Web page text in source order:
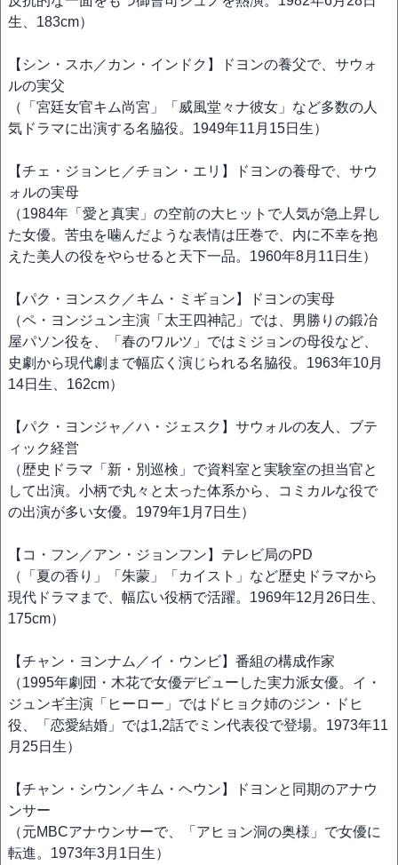
生、183cm）
【シン・スホ／カン・インドク】ドヨンの養父で、サウォ
ルの実父
（「宮廷女官キム尚宮」「威風堂々ナ彼女」など多数の人
気ドラマに出演する名脇役。1949年11月15日生）
【チェ・ジョンヒ／チョン・エリ】ドヨンの養母で、サウ
ォルの実母
（1984年「愛と真実」の空前の大ヒットで人気が急上昇し
た女優。苦虫を噛んだような表情は圧巻で、内に不幸を抱
えた美人の役をやらせると天下一品。1960年8月11日生）
【パク・ヨンスク／キム・ミギョン】ドヨンの実母
（ペ・ヨンジュン主演「太王四神記」では、男勝りの鍛冶
屋パソン役を、「春のワルツ」ではミジョンの母役など、
史劇から現代劇まで幅広く演じられる名脇役。1963年10月
14日生、162cm）
【パク・ヨンジャ／ハ・ジェスク】サウォルの友人、ブテ
ィック経営
（歴史ドラマ「新・別巡検」で資料室と実験室の担当官と
して出演。小柄で丸々と太った体系から、コミカルな役で
の出演が多い女優。1979年1月7日生）
【コ・フン／アン・ジョンフン】テレビ局のPD
（「夏の香り」「朱蒙」「カイスト」など歴史ドラマから
現代ドラマまで、幅広い役柄で活躍。1969年12月26日生、
175cm）
【チャン・ヨンナム／イ・ウンビ】番組の構成作家
（1995年劇団・木花で女優デビューした実力派女優。イ・
ジュンギ主演「ヒーロー」ではドヒョク姉のジン・ドヒ
役、「恋愛結婚」では1,2話でミン代表役で登場。1973年11
月25日生）
【チャン・シウン／キム・ヘウン】ドヨンと同期のアナウ
ンサー
（元MBCアナウンサーで、「アヒョン洞の奥様」で女優に
転進。1973年3月1日生）